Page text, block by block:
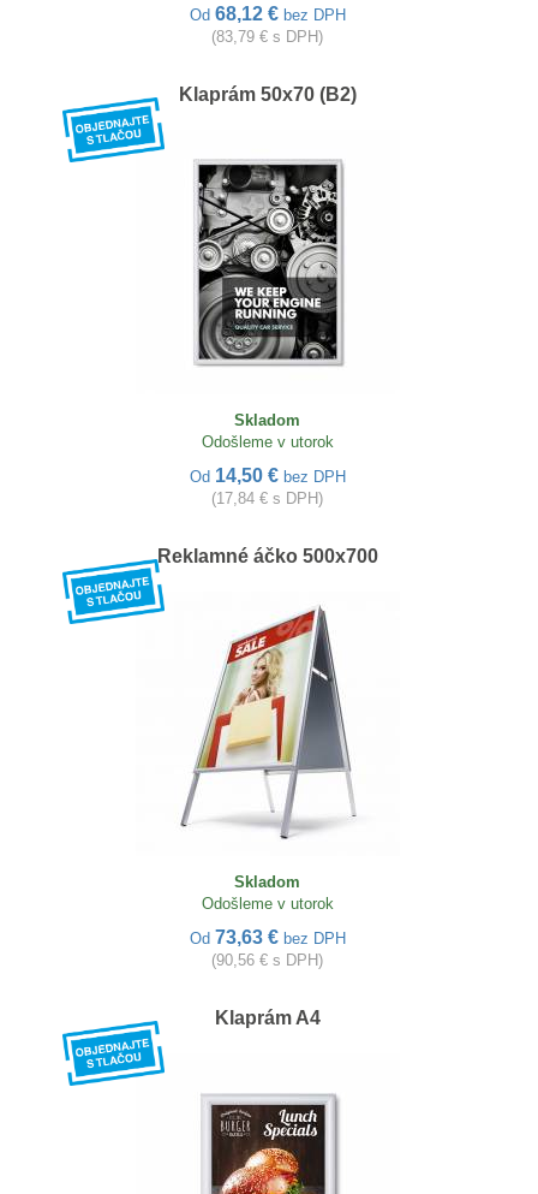
Od 68,12 € bez DPH
(83,79 € s DPH)
Klaprám 50x70 (B2)
Skladom
Odošleme v utorok
Od 14,50 € bez DPH
(17,84 € s DPH)
Reklamné áčko 500x700
Skladom
Odošleme v utorok
Od 73,63 € bez DPH
(90,56 € s DPH)
Klaprám A4